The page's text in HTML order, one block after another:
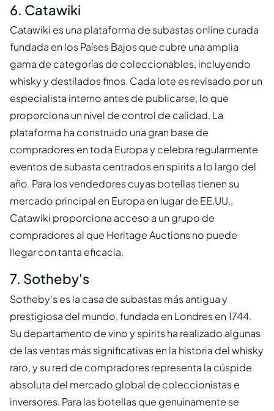
6. Catawiki
Catawiki es una plataforma de subastas online curada
fundada en los Países Bajos que cubre una amplia
gama de categorías de coleccionables, incluyendo
whisky y destilados finos. Cada lote es revisado por un
especialista interno antes de publicarse, lo que
proporciona un nivel de control de calidad. La
plataforma ha construido una gran base de
compradores en toda Europa y celebra regularmente
eventos de subasta centrados en spirits a lo largo del
año. Para los vendedores cuyas botellas tienen su
mercado principal en Europa en lugar de EE.UU.,
Catawiki proporciona acceso a un grupo de
compradores al que Heritage Auctions no puede
llegar con tanta eficacia.
7. Sotheby's
Sotheby's es la casa de subastas más antigua y
prestigiosa del mundo, fundada en Londres en 1744.
Su departamento de vino y spirits ha realizado algunas
de las ventas más significativas en la historia del whisky
raro, y su red de compradores representa la cúspide
absoluta del mercado global de coleccionistas e
inversores. Para las botellas que genuinamente se